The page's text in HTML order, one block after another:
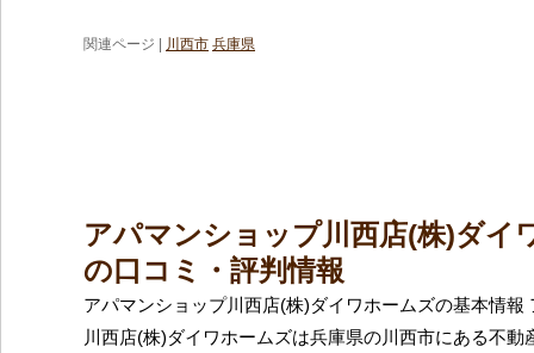
関連ページ | 川西市 兵庫県
アパマンショップ川西店(株)ダイ
の口コミ・評判情報
アパマンショップ川西店(株)ダイワホームズの基本情報
川西店(株)ダイワホームズは兵庫県の川西市にある不動